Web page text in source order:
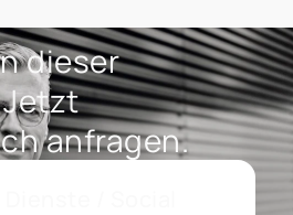
dieser
anfragen.